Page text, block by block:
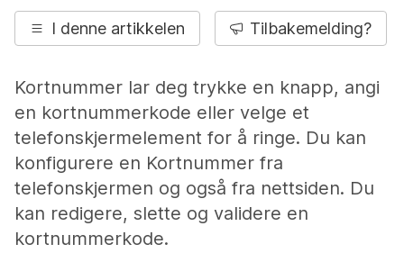
I denne artikkelen Tilbakemelding?
Kortnummer lar deg trykke en knapp, angi
en kortnummerkode eller velge et
telefonskjermelement for å ringe. Du kan
konfigurere en Kortnummer fra
telefonskjermen og også fra nettsiden. Du
kan redigere, slette og validere en
kortnummerkode.